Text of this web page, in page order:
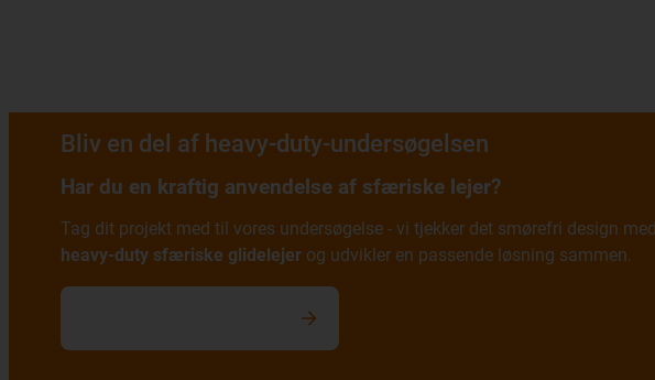
Bliv en del af heavy-duty-undersøgelsen
Har du en kraftig anvendelse af sfæriske lejer?
Tag dit projekt med til vores undersøgelse - vi tjekker det smørefri design med
heavy-duty sfæriske glidelejer og udvikler en passende løsning sammen.